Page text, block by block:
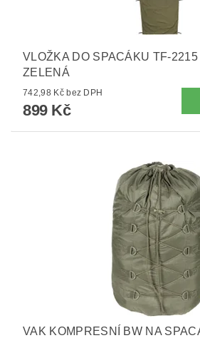
VLOŽKA DO SPACÁKU TF-2215
ZELENÁ
742,98 Kč bez DPH
899 Kč
VAK KOMPRESNÍ BW NA